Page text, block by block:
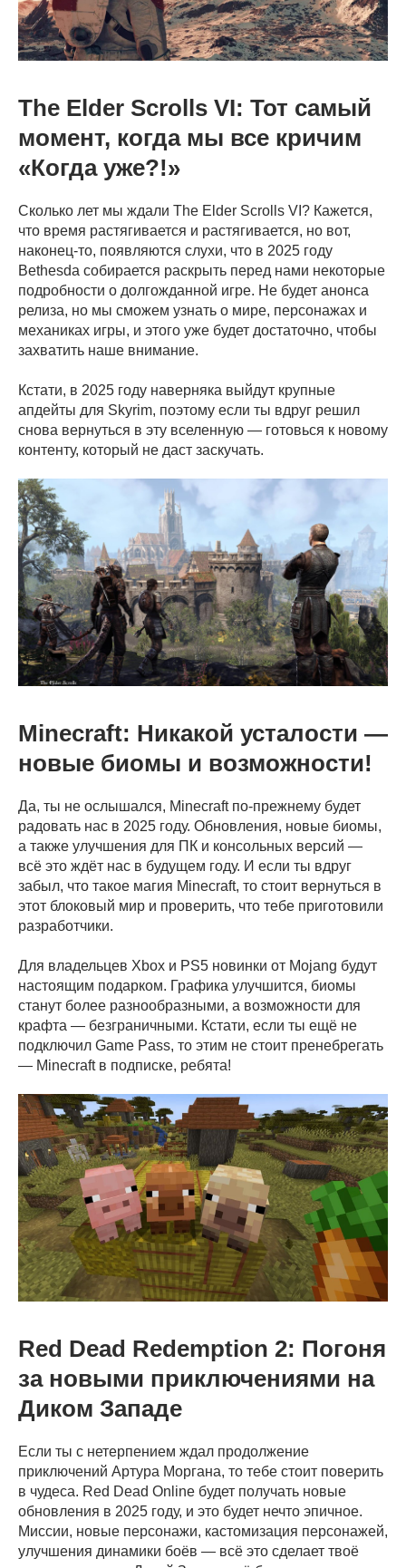
The Elder Scrolls VI: Тот самый
момент, когда мы все кричим
«Когда уже?!»
Сколько лет мы ждали The Elder Scrolls VI? Кажется,
что время растягивается и растягивается, но вот,
наконец-то, появляются слухи, что в 2025 году
Bethesda собирается раскрыть перед нами некоторые
подробности о долгожданной игре. Не будет анонса
релиза, но мы сможем узнать о мире, персонажах и
механиках игры, и этого уже будет достаточно, чтобы
захватить наше внимание.
Кстати, в 2025 году наверняка выйдут крупные
апдейты для Skyrim, поэтому если ты вдруг решил
снова вернуться в эту вселенную — готовься к новому
контенту, который не даст заскучать.
Minecraft: Никакой усталости —
новые биомы и возможности!
Да, ты не ослышался, Minecraft по-прежнему будет
радовать нас в 2025 году. Обновления, новые биомы,
а также улучшения для ПК и консольных версий —
всё это ждёт нас в будущем году. И если ты вдруг
забыл, что такое магия Minecraft, то стоит вернуться в
этот блоковый мир и проверить, что тебе приготовили
разработчики.
Для владельцев Xbox и PS5 новинки от Mojang будут
настоящим подарком. Графика улучшится, биомы
станут более разнообразными, а возможности для
крафта — безграничными. Кстати, если ты ещё не
подключил Game Pass, то этим не стоит пренебрегать
— Minecraft в подписке, ребята!
Red Dead Redemption 2: Погоня
за новыми приключениями на
Диком Западе
Если ты с нетерпением ждал продолжение
приключений Артура Моргана, то тебе стоит поверить
в чудеса. Red Dead Online будет получать новые
обновления в 2025 году, и это будет нечто эпичное.
Миссии, новые персонажи, кастомизация персонажей,
улучшения динамики боёв — всё это сделает твоё